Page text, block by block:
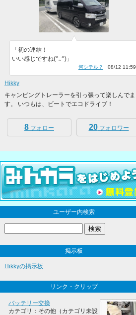
「初の連結！
いい感じですね(^｡^)」
何シテル？ 08/12 11:59
Hikky
キャンピングトレーラーを引っ張って楽しんでま
す。 いつもは、ビートでエコドライブ！
8 フォロー 20フォロワー
ユーザー内検索
掲示板
Hikkyの掲示板
リンク・クリップ
バッテリー交換
カテゴリ：その他（カテゴリ未設